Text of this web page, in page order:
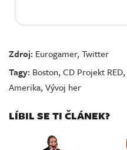
Zdroj: Eurogamer,Twitter
Tagy: Boston,CD Projekt RED,
Amerika,Vývoj her
LÍBIL SE TI ČLÁNEK?